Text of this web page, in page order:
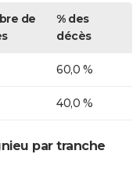
de
% des
décès
60,0 %
40,0 %
par tranche